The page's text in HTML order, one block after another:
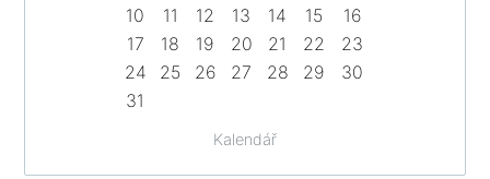
Kalendář
10
11 12 13 14 15
16
17
18 19 20 21 22
23
24
25 26 27 28 29
30
31